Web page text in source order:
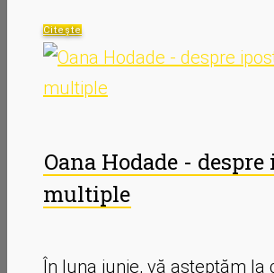
Citește
Oana Hodade - despre
multiple
În luna iunie, vă așteptăm la